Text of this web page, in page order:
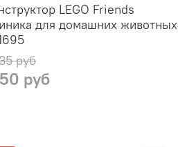
LEGO Friends
для домашних животных
руб
руб